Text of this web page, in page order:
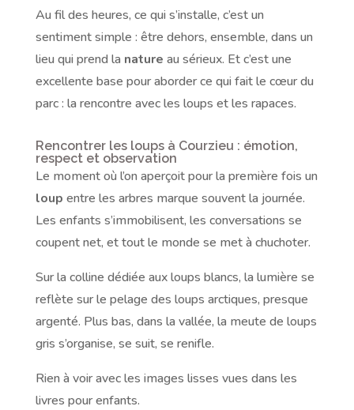
Au fil des heures, ce qui s’installe, c’est un
sentiment simple : être dehors, ensemble, dans un
lieu qui prend la nature au sérieux. Et c’est une
excellente base pour aborder ce qui fait le cœur du
parc : la rencontre avec les loups et les rapaces.
Rencontrer les loups à Courzieu : émotion,
respect et observation
Le moment où l’on aperçoit pour la première fois un
loup entre les arbres marque souvent la journée.
Les enfants s’immobilisent, les conversations se
coupent net, et tout le monde se met à chuchoter.
Sur la colline dédiée aux loups blancs, la lumière se
reflète sur le pelage des loups arctiques, presque
argenté. Plus bas, dans la vallée, la meute de loups
gris s’organise, se suit, se renifle.
Rien à voir avec les images lisses vues dans les
livres pour enfants.